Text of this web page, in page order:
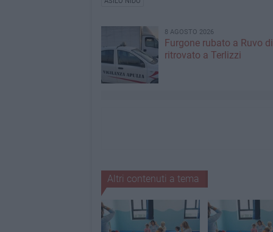
8 AGOSTO 2026
Furgone rubato a Ruvo
ritrovato a Terlizzi
Altri contenuti a tema